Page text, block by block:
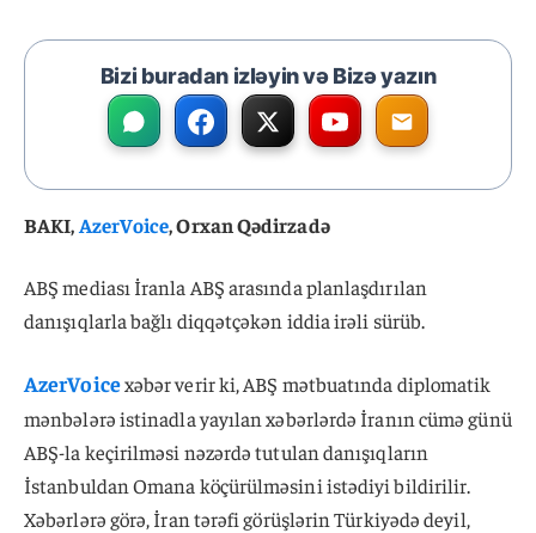
Bizi buradan izləyin və Bizə yazın
BAKI,AzerVoice, Orxan Qədirzadə
ABŞ mediası İranla ABŞ arasında planlaşdırılan
danışıqlarla bağlı diqqətçəkən iddia irəli sürüb.
AzerVoicexəbər verir ki, ABŞ mətbuatında diplomatik
mənbələrə istinadla yayılan xəbərlərdə İranın cümə günü
ABŞ-la keçirilməsi nəzərdə tutulan danışıqların
İstanbuldan Omana köçürülməsini istədiyi bildirilir.
Xəbərlərə görə, İran tərəfi görüşlərin Türkiyədə deyil,